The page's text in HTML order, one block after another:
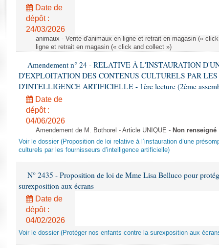
Rapports législatifs
Rapports sur l'application des lois
Baromètre de l’application des lois
Dossiers législatifs
Budget et sécurité sociale
Questions écrites et orales
Comptes rendus des débats
Date de
dépôt :
24/03/2026
animaux - Vente d'animaux en ligne et retrait en magasin («
ligne et retrait en magasin (« click and collect »)
Amendement n° 24 - RELATIVE À L'INSTAURATION
D'EXPLOITATION DES CONTENUS CULTURELS PAR LES
D'INTELLIGENCE ARTIFICIELLE - 1ère lecture (2ème
Date de
dépôt :
04/06/2026
Amendement de M. Bothorel - Article UNIQUE - Non renseigné
Voir le dossier (Proposition de loi relative à l’instauration d’une
culturels par les fournisseurs d’intelligence artificielle)
N° 2435 - Proposition de loi de Mme Lisa Belluco pour
surexposition aux écrans
Date de
dépôt :
04/02/2026
Voir le dossier (Protéger nos enfants contre la surexposition aux